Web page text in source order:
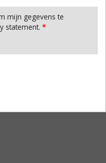
mijn gegevens te
statement. *